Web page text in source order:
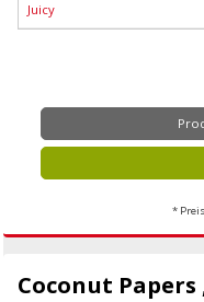
Juicy
*
Coconut Papers